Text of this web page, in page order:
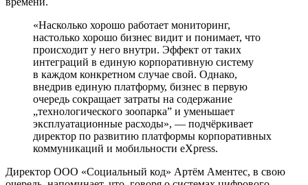
«Насколько хорошо работает мониторинг,
настолько хорошо бизнес видит и понимает, что
происходит у него внутри. Эффект от таких
интеграций в единую корпоративную систему
в каждом конкретном случае свой. Однако,
внедрив единую платформу, бизнес в первую
очередь сокращает затраты на содержание
„технологического зоопарка” и уменьшает
эксплуатационные расходы», — подчёркивает
директор по развитию платформы корпоративных
коммуникаций и мобильности eXpress.
Директор ООО «Социальный код» Артём Аментес, в свою